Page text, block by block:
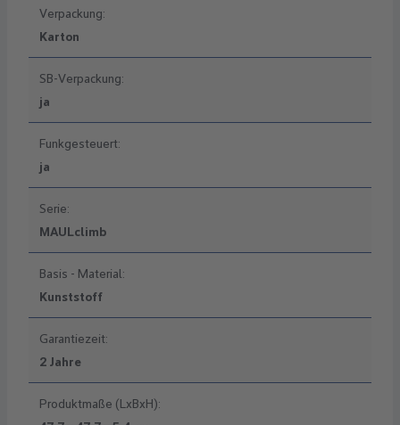
Verpackung:
Karton
SB-Verpackung:
ja
Funkgesteuert:
ja
Serie:
MAULclimb
Basis - Material:
Kunststoff
Garantiezeit:
2 Jahre
Produktmaße (LxBxH):